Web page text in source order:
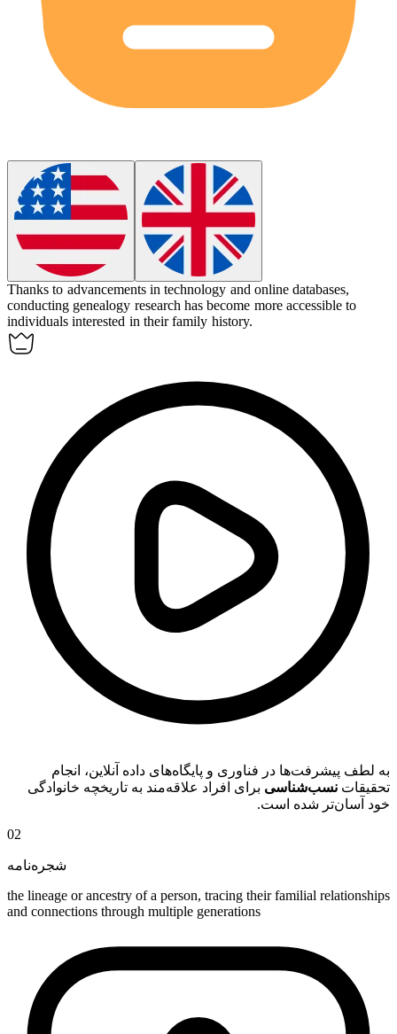
Thanks to advancements in technology and online databases,
conducting genealogy research has become more accessible to
individuals interested in their family history.
به لطف پیشرفت‌ها در فناوری و پایگاه‌های داده آنلاین، انجام
تحقیقات نسب‌شناسی برای افراد علاقه‌مند به تاریخچه خانوادگی
خود آسان‌تر شده است.
02
شجره‌نامه
the lineage or ancestry of a person, tracing their familial relationships
and connections through multiple generations